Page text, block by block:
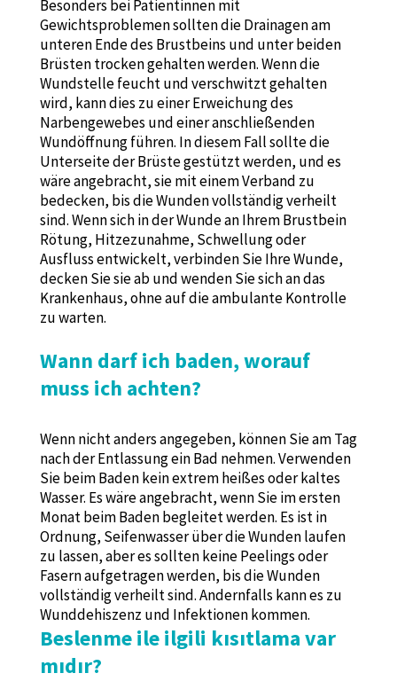
Besonders bei Patientinnen mit
Gewichtsproblemen sollten die Drainagen am
unteren Ende des Brustbeins und unter beiden
Brüsten trocken gehalten werden. Wenn die
Wundstelle feucht und verschwitzt gehalten
wird, kann dies zu einer Erweichung des
Narbengewebes und einer anschließenden
Wundöffnung führen. In diesem Fall sollte die
Unterseite der Brüste gestützt werden, und es
wäre angebracht, sie mit einem Verband zu
bedecken, bis die Wunden vollständig verheilt
sind. Wenn sich in der Wunde an Ihrem Brustbein
Rötung, Hitzezunahme, Schwellung oder
Ausfluss entwickelt, verbinden Sie Ihre Wunde,
decken Sie sie ab und wenden Sie sich an das
Krankenhaus, ohne auf die ambulante Kontrolle
zu warten.
Wann darf ich baden, worauf
muss ich achten?
Wenn nicht anders angegeben, können Sie am Tag
nach der Entlassung ein Bad nehmen. Verwenden
Sie beim Baden kein extrem heißes oder kaltes
Wasser. Es wäre angebracht, wenn Sie im ersten
Monat beim Baden begleitet werden. Es ist in
Ordnung, Seifenwasser über die Wunden laufen
zu lassen, aber es sollten keine Peelings oder
Fasern aufgetragen werden, bis die Wunden
vollständig verheilt sind. Andernfalls kann es zu
Wunddehiszenz und Infektionen kommen.
Beslenme ile ilgili kısıtlama var
mıdır?